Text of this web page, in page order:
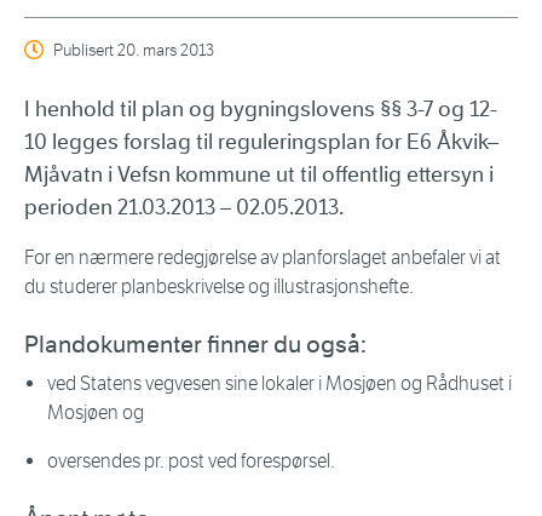
Publisert20. mars 2013
I henhold til plan og bygningslovens §§ 3-7 og 12-
10 legges forslag til reguleringsplan for E6 Åkvik–
Mjåvatn i Vefsn kommune ut til offentlig ettersyn i
perioden 21.03.2013 – 02.05.2013.
For en nærmere redegjørelse av planforslaget anbefaler vi at
du studerer planbeskrivelse og illustrasjonshefte.
Plandokumenter finner du også:
ved Statens vegvesen sine lokaler i Mosjøen og Rådhuset i
Mosjøen og
oversendes pr. post ved forespørsel.